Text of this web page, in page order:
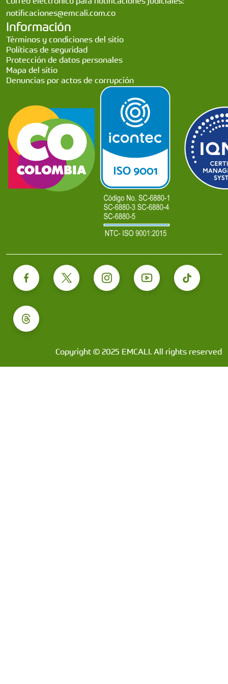
notificaciones@emcali.com.co
Información
Términos y condiciones del sitio
Políticas de seguridad
Protección de datos personales
Mapa del sitio
Denuncias por actos de corrupción
Copyright © 2025 EMCALI. All rights reserved